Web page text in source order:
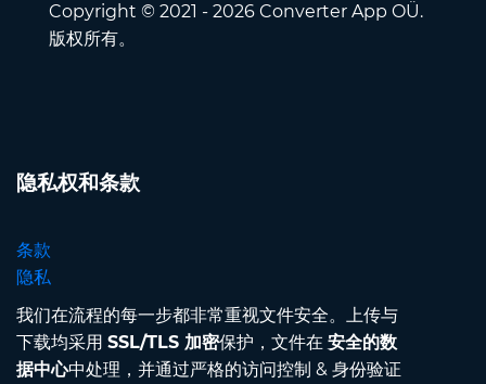
Copyright © 2021 - 2026 Converter App OÜ.
版权所有。
隐私权和条款
条款
隐私
我们在流程的每一步都非常重视文件安全。上传与
下载均采用 SSL/TLS 加密保护，文件在 安全的数
据中心中处理，并通过严格的访问控制 & 身份验证